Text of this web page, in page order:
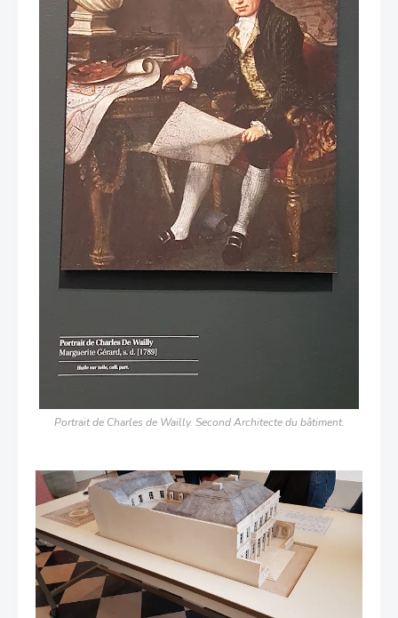
Portrait de Charles de Wailly. Second Architecte du bâtiment.